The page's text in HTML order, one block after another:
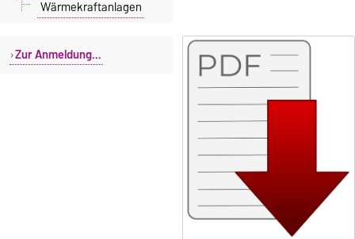
Wärmekraftanlagen
Zur Anmeldung...